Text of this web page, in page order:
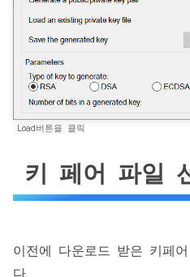
Load버튼을 클릭
키 페어 파일
이전에 다운로드 받은 키페
다.